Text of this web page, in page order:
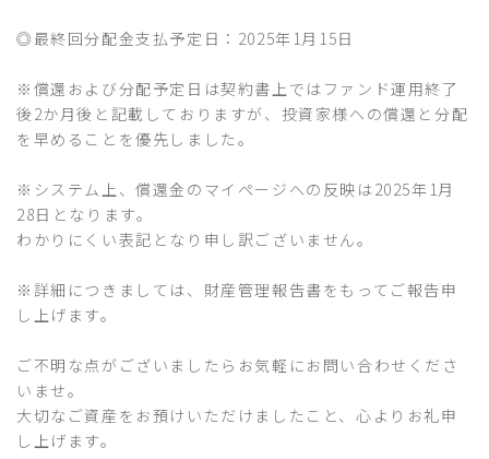
◎最終回分配金支払予定日：2025年1月15日
※償還および分配予定日は契約書上ではファンド運用終了
後2か月後と記載しておりますが、投資家様への償還と分配
を早めることを優先しました。
※システム上、償還金のマイページへの反映は2025年1月
28日となります。
わかりにくい表記となり申し訳ございません。
※詳細につきましては、財産管理報告書をもってご報告申
し上げます。
ご不明な点がございましたらお気軽にお問い合わせくださ
いませ。
大切なご資産をお預けいただけましたこと、心よりお礼申
し上げます。